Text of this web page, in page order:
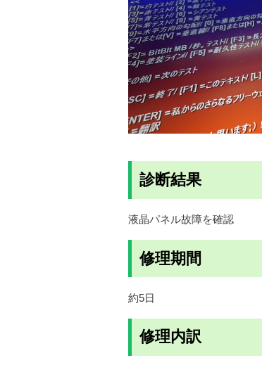
診断結果
液晶パネル故障を確認
修理期間
約5日
修理内訳